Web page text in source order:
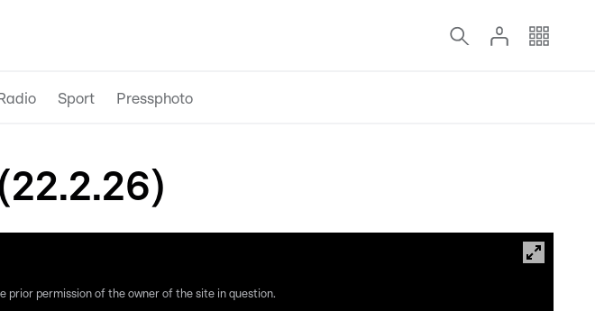
Radio Sport Pressphoto
prior permission of the owner of the site in question.